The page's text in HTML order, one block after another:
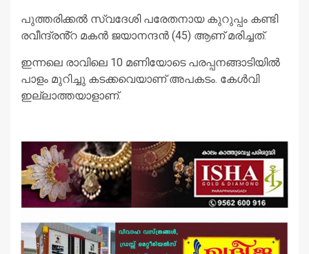
പുത്തരിക്കൽ സ്വദേശി പരേതനായ കുറുപ്പം കണ്ടി
രവീന്ദ്രൻ്റ മകൻ ജയാനന്ദൻ (45) ആണ് മരിച്ചത്.
ഇന്നലെ രാവിലെ 10 മണിയോടെ പരപ്പനങ്ങാടിയിൽ
പാളം മുറിച്ചു കടക്കവെയാണ് അപകടം. കേൾവി
ഇല്ലാത്തയാളാണ്‌.